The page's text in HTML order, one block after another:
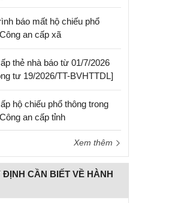
báo mất hộ chiếu phổ
an cấp xã
thẻ nhà báo từ 01/7/2026
tư 19/2026/TT-BVHTTDL]
hộ chiếu phổ thông trong
an cấp tỉnh
Xem thêm
ĐỊNH CẦN BIẾT VỀ HÀNH